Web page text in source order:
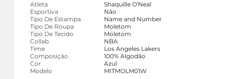
Atleta
Shaquille O'Neal
Esportiva
Não
Tipo De Estampa
Name and Number
Tipo De Roupa
Moletom
Tipo De Tecido
Moletom
Collab
NBA
Time
Los Angeles Lakers
Composição
100% Algodão
Cor
Azul
Modelo
MITMOLM01W